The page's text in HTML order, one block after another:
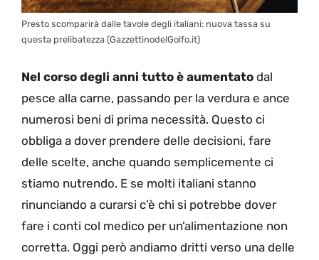
Presto scomparirà dalle tavole degli italiani: nuova tassa su
questa prelibatezza (GazzettinodelGolfo.it)
Nel corso degli anni tutto è aumentato dal
pesce alla carne, passando per la verdura e ance
numerosi beni di prima necessità. Questo ci
obbliga a dover prendere delle decisioni, fare
delle scelte, anche quando semplicemente ci
stiamo nutrendo. E se molti italiani stanno
rinunciando a curarsi c’è chi si potrebbe dover
fare i conti col medico per un’alimentazione non
corretta. Oggi però andiamo dritti verso una delle